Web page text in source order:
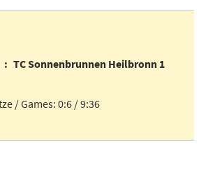
TC Sonnenbrunnen Heilbronn 1
/ Games:0:6 / 9:36